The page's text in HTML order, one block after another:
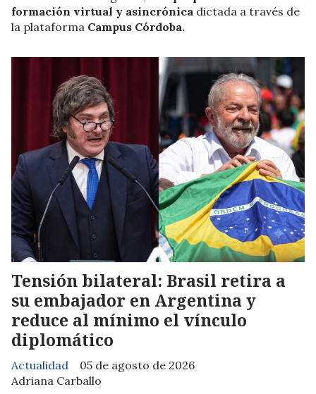
formación virtual y asincrónica dictada a través de
la plataforma Campus Córdoba.
Tensión bilateral: Brasil retira a
su embajador en Argentina y
reduce al mínimo el vínculo
diplomático
Adriana Carballo
Actualidad 05 de agosto de 2026